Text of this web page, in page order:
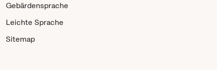
Gebärdensprache
Leichte Sprache
Sitemap